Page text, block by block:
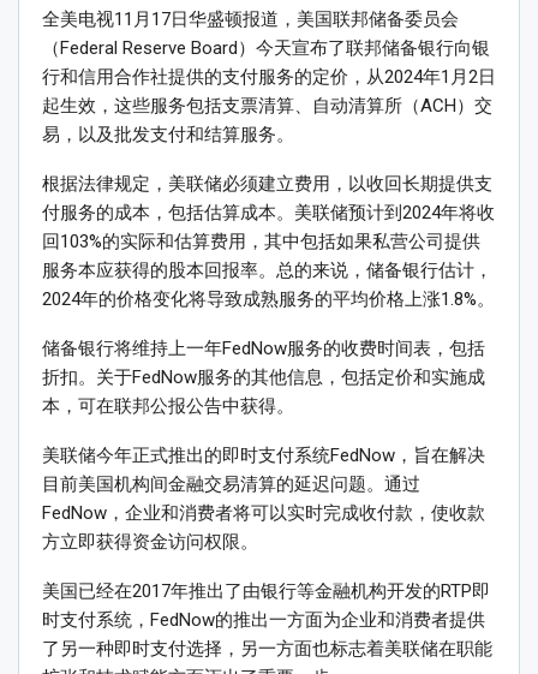
全美电视11月17日华盛顿报道，美国联邦储备委员会
（Federal Reserve Board）今天宣布了联邦储备银行向银
行和信用合作社提供的支付服务的定价，从2024年1月2日
起生效，这些服务包括支票清算、自动清算所（ACH）交
易，以及批发支付和结算服务。
根据法律规定，美联储必须建立费用，以收回长期提供支
付服务的成本，包括估算成本。美联储预计到2024年将收
回103%的实际和估算费用，其中包括如果私营公司提供
服务本应获得的股本回报率。总的来说，储备银行估计，
2024年的价格变化将导致成熟服务的平均价格上涨1.8%。
储备银行将维持上一年FedNow服务的收费时间表，包括
折扣。关于FedNow服务的其他信息，包括定价和实施成
本，可在联邦公报公告中获得。
美联储今年正式推出的即时支付系统FedNow，旨在解决
目前美国机构间金融交易清算的延迟问题。通过
FedNow，企业和消费者将可以实时完成收付款，使收款
方立即获得资金访问权限。
美国已经在2017年推出了由银行等金融机构开发的RTP即
时支付系统，FedNow的推出一方面为企业和消费者提供
了另一种即时支付选择，另一方面也标志着美联储在职能